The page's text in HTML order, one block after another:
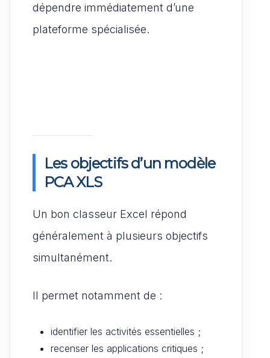
dépendre immédiatement d’une
plateforme spécialisée.
Les objectifs d’un modèle
PCA XLS
Un bon classeur Excel répond
généralement à plusieurs objectifs
simultanément.
Il permet notamment de :
identifier les activités essentielles ;
recenser les applications critiques ;